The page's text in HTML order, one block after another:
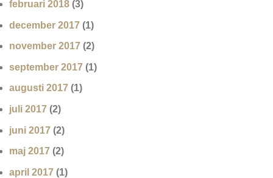
februari 2018 (3)
december 2017 (1)
november 2017 (2)
september 2017 (1)
augusti 2017 (1)
juli 2017 (2)
juni 2017 (2)
maj 2017 (2)
april 2017 (1)